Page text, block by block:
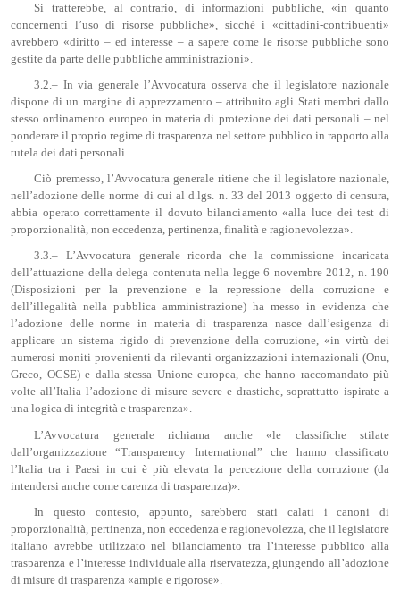
Si tratterebbe, al contrario, di informazioni pubbliche, «in quanto
concernenti l’uso di risorse pubbliche», sicché i «cittadini-contribuenti»
avrebbero «diritto – ed interesse – a sapere come le risorse pubbliche sono
gestite da parte delle pubbliche amministrazioni».
3.2.– In via generale l’Avvocatura osserva che il legislatore nazionale
dispone di un margine di apprezzamento – attribuito agli Stati membri dallo
stesso ordinamento europeo in materia di protezione dei dati personali – nel
ponderare il proprio regime di trasparenza nel settore pubblico in rapporto alla
tutela dei dati personali.
Ciò premesso, l’Avvocatura generale ritiene che il legislatore nazionale,
nell’adozione delle norme di cui al d.lgs. n. 33 del 2013 oggetto di censura,
abbia operato correttamente il dovuto bilanciamento «alla luce dei test di
proporzionalità, non eccedenza, pertinenza, finalità e ragionevolezza».
3.3.– L’Avvocatura generale ricorda che la commissione incaricata
dell’attuazione della delega contenuta nella legge 6 novembre 2012, n. 190
(Disposizioni per la prevenzione e la repressione della corruzione e
dell’illegalità nella pubblica amministrazione) ha messo in evidenza che
l’adozione delle norme in materia di trasparenza nasce dall’esigenza di
applicare un sistema rigido di prevenzione della corruzione, «in virtù dei
numerosi moniti provenienti da rilevanti organizzazioni internazionali (Onu,
Greco, OCSE) e dalla stessa Unione europea, che hanno raccomandato più
volte all’Italia l’adozione di misure severe e drastiche, soprattutto ispirate a
una logica di integrità e trasparenza».
L’Avvocatura generale richiama anche «le classifiche stilate
dall’organizzazione “Transparency International” che hanno classificato
l’Italia tra i Paesi in cui è più elevata la percezione della corruzione (da
intendersi anche come carenza di trasparenza)».
In questo contesto, appunto, sarebbero stati calati i canoni di
proporzionalità, pertinenza, non eccedenza e ragionevolezza, che il legislatore
italiano avrebbe utilizzato nel bilanciamento tra l’interesse pubblico alla
trasparenza e l’interesse individuale alla riservatezza, giungendo all’adozione
di misure di trasparenza «ampie e rigorose».